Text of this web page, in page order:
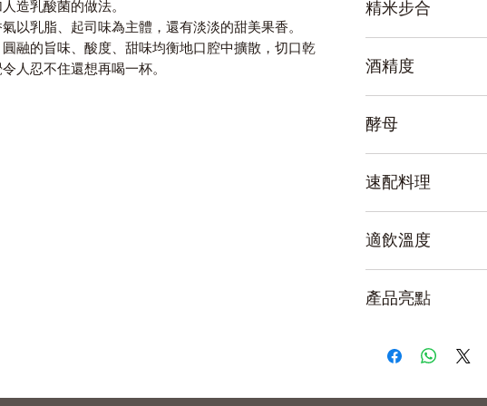
造乳酸菌的做法。
以乳脂、起司味為主體，還有淡淡的甜美果香。
融的旨味、酸度、甜味均衡地口腔中擴散，切口乾
人忍不住還想再喝一杯。
精米步合
酒精度
酵母
速配料理
海鮮。
適飲溫度
產品亮點